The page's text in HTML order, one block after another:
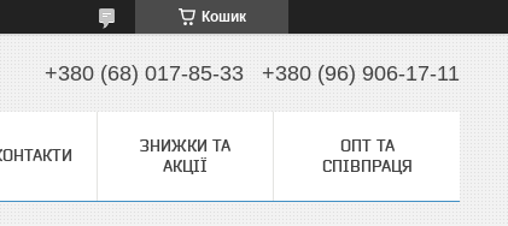
Кошик
+380 (68) 017-85-33 +380 (96) 906-17-11
ЗНИЖКИ ТА
АКЦІЇ
ОПТ ТА
СПІВПРАЦЯ